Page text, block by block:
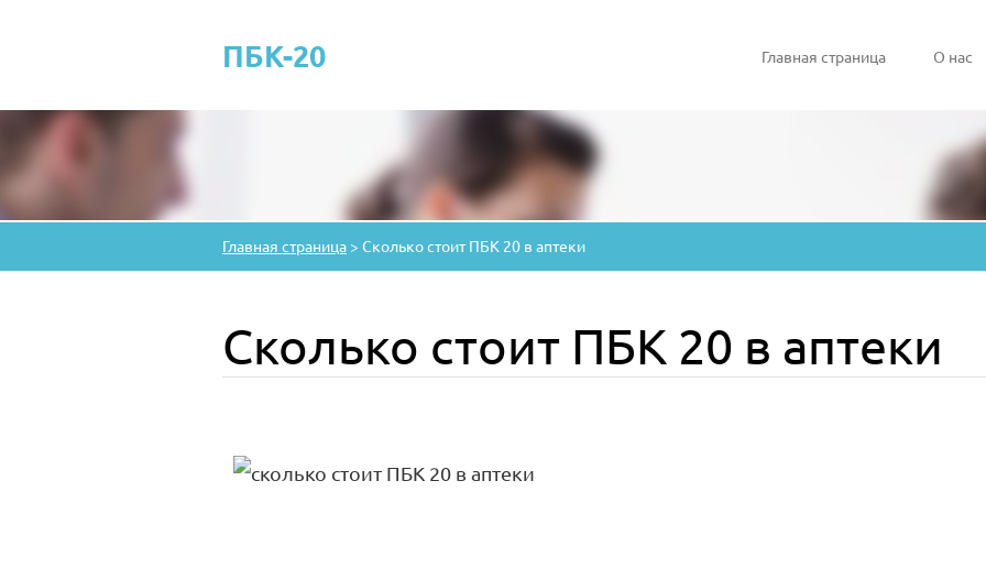
ПБК-20 Главная страница О нас
Главная страница > Сколько стоит ПБК 20 в аптеки
Сколько стоит ПБК 20 в аптеки